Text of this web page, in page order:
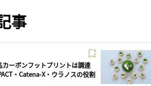
事
カーボンフットプリントは調達
・Catena-X・ウラノスの役割